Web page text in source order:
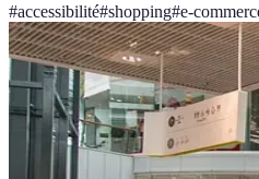
#accessibilité#shopping#e-